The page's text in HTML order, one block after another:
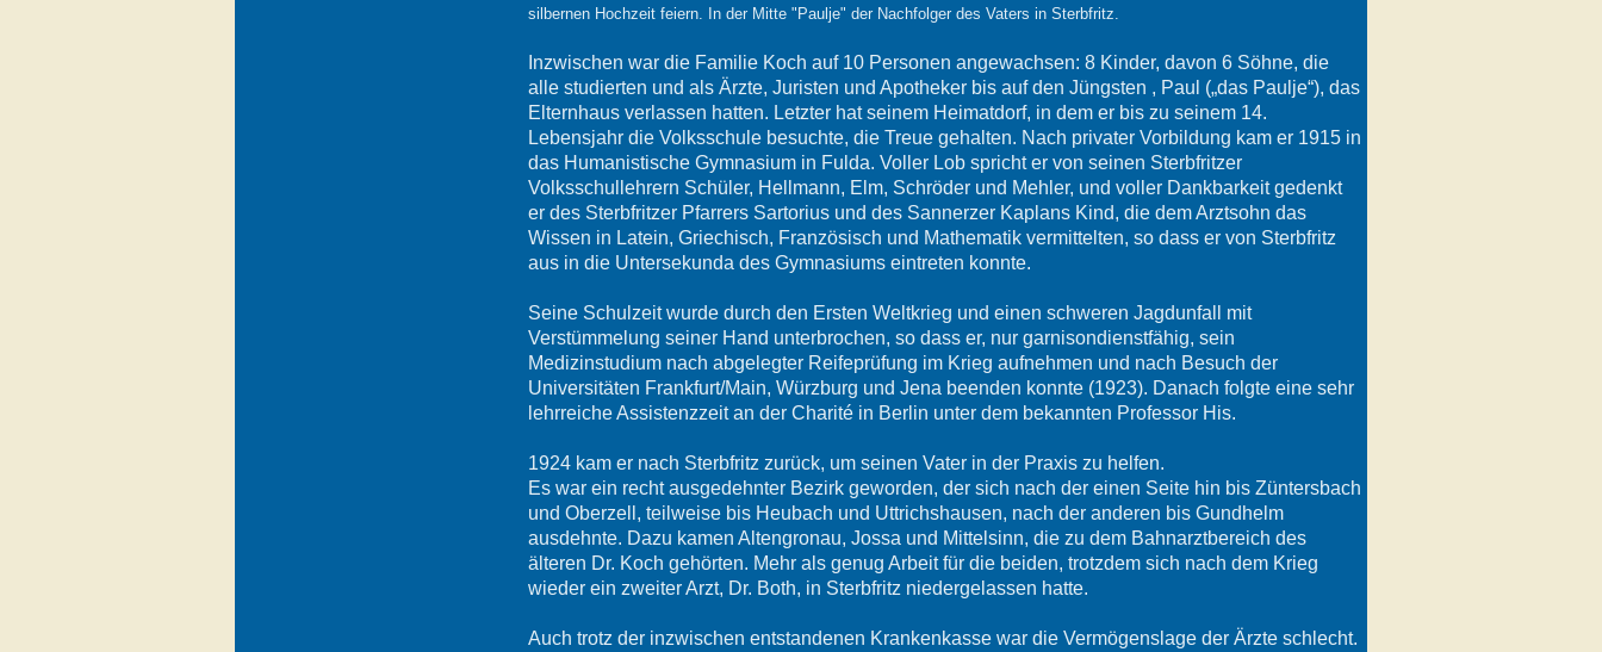
silbernen Hochzeit feiern. In der Mitte "Paulje" der Nachfolger des Vaters in Sterbfritz.
Inzwischen war die Familie Koch auf 10 Personen angewachsen: 8 Kinder, davon 6 Söhne, die
alle studierten und als Ärzte, Juristen und Apotheker bis auf den Jüngsten , Paul („das Paulje“), das
Elternhaus verlassen hatten. Letzter hat seinem Heimatdorf, in dem er bis zu seinem 14.
Lebensjahr die Volksschule besuchte, die Treue gehalten. Nach privater Vorbildung kam er 1915 in
das Humanistische Gymnasium in Fulda. Voller Lob spricht er von seinen Sterbfritzer
Volksschullehrern Schüler, Hellmann, Elm, Schröder und Mehler, und voller Dankbarkeit gedenkt
er des Sterbfritzer Pfarrers Sartorius und des Sannerzer Kaplans Kind, die dem Arztsohn das
Wissen in Latein, Griechisch, Französisch und Mathematik vermittelten, so dass er von Sterbfritz
aus in die Untersekunda des Gymnasiums eintreten konnte.
Seine Schulzeit wurde durch den Ersten Weltkrieg und einen schweren Jagdunfall mit
Verstümmelung seiner Hand unterbrochen, so dass er, nur garnisondienstfähig, sein
Medizinstudium nach abgelegter Reifeprüfung im Krieg aufnehmen und nach Besuch der
Universitäten Frankfurt/Main, Würzburg und Jena beenden konnte (1923). Danach folgte eine sehr
lehrreiche Assistenzzeit an der Charité in Berlin unter dem bekannten Professor His.
1924 kam er nach Sterbfritz zurück, um seinen Vater in der Praxis zu helfen.
Es war ein recht ausgedehnter Bezirk geworden, der sich nach der einen Seite hin bis Züntersbach
und Oberzell, teilweise bis Heubach und Uttrichshausen, nach der anderen bis Gundhelm
ausdehnte. Dazu kamen Altengronau, Jossa und Mittelsinn, die zu dem Bahnarztbereich des
älteren Dr. Koch gehörten. Mehr als genug Arbeit für die beiden, trotzdem sich nach dem Krieg
wieder ein zweiter Arzt, Dr. Both, in Sterbfritz niedergelassen hatte.
Auch trotz der inzwischen entstandenen Krankenkasse war die Vermögenslage der Ärzte schlecht.